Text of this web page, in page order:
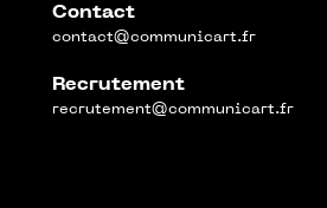
Contact
contact@communicart.fr
Recrutement
recrutement@communicart.fr